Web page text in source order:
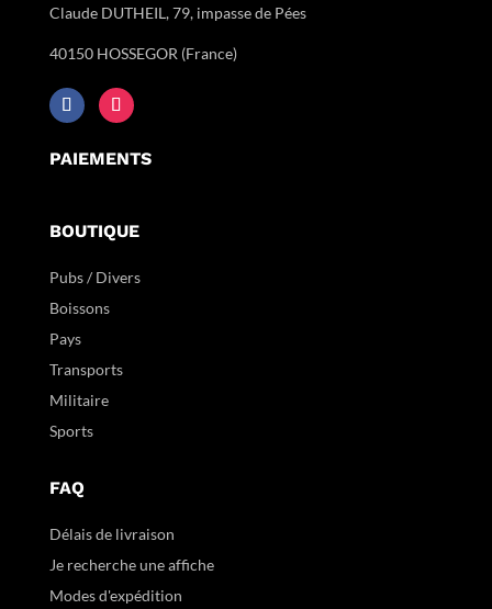
Claude DUTHEIL, 79, impasse de Pées
40150 HOSSEGOR (France)
PAIEMENTS
BOUTIQUE
Pubs / Divers
Boissons
Pays
Transports
Militaire
Sports
FAQ
Délais de livraison
Je recherche une affiche
Modes d'expédition